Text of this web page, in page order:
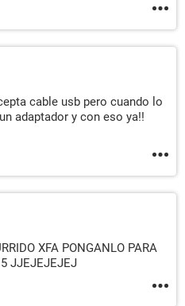
cable usb pero cuando lo
adaptador y con eso ya!!
XFA PONGANLO PARA
JJEJEJEJEJ